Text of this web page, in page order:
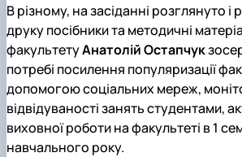
В різному, на засіданні розглянуто
друку посібники та методичні
факультетуАнатолій Остапчук
потребі посилення популяризації
допомогою соціальних мереж,
відвідуваності занять студентами,
виховної роботи на факультеті в 1
навчального року.